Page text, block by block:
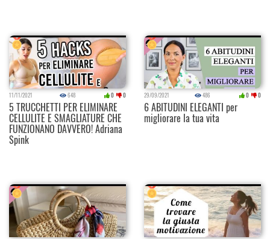
11/11/2021 648 0 0
5 TRUCCHETTI PER ELIMINARE
CELLULITE E SMAGLIATURE CHE
FUNZIONANO DAVVERO! Adriana
Spink
29/09/2021 486 0 0
6 ABITUDINI ELEGANTI per
migliorare la tua vita